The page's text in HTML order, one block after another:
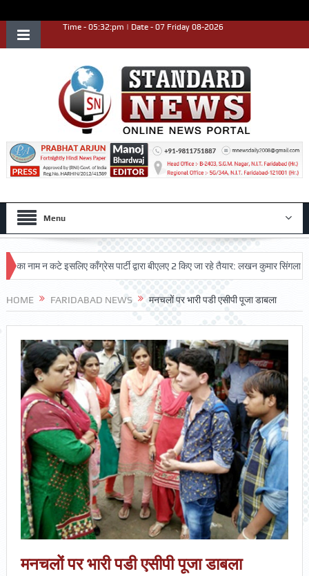
Time - 05:32:pm | Date - 07 Friday 08-2026
Menu
न कटे इसलिए काँग्रेस पार्टी द्वारा बीएलए 2 किए जा रहे तैयार: लखन कुमार सिंगला
HOME FARIDABAD NEWS मनचलों पर भारी पडी एसीपी पूजा डाबला
मनचलों पर भारी पडी एसीपी पूजा डाबला